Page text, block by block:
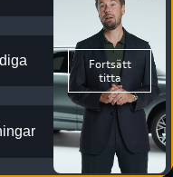
dataläcka